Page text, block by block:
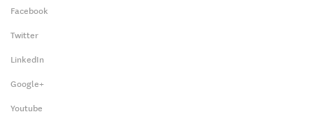
Facebook
Twitter
LinkedIn
Google+
Youtube